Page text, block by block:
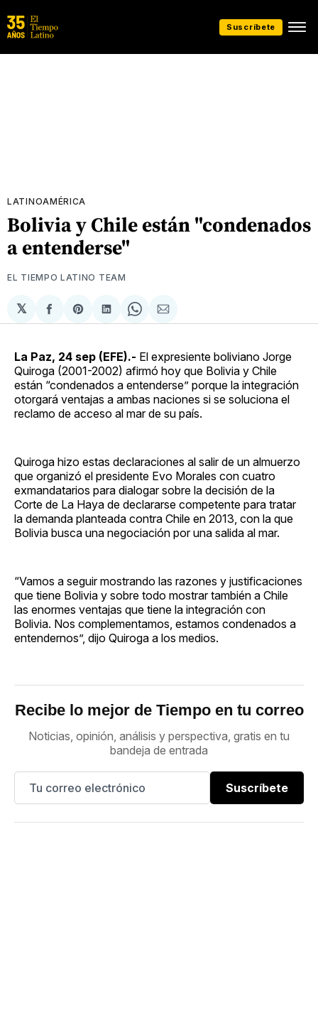
Suscríbete
LATINOAMÉRICA
Bolivia y Chile están "condenados
a entenderse"
EL TIEMPO LATINO TEAM
𝕏
Compartir
en
Share
on
Compartir
en
Share
on
Compartir
via
La Paz, 24 sep (EFE).- El expresiente boliviano Jorge
Quiroga (2001-2002) afirmó hoy que Bolivia y Chile
están “condenados a entenderse” porque la integración
otorgará ventajas a ambas naciones si se soluciona el
reclamo de acceso al mar de su país.
Quiroga hizo estas declaraciones al salir de un almuerzo
que organizó el presidente Evo Morales con cuatro
exmandatarios para dialogar sobre la decisión de la
Corte de La Haya de declararse competente para tratar
la demanda planteada contra Chile en 2013, con la que
Bolivia busca una negociación por una salida al mar.
“Vamos a seguir mostrando las razones y justificaciones
que tiene Bolivia y sobre todo mostrar también a Chile
las enormes ventajas que tiene la integración con
Bolivia. Nos complementamos, estamos condenados a
entendernos”, dijo Quiroga a los medios.
Recibe lo mejor de Tiempo en tu correo
Noticias, opinión, análisis y perspectiva, gratis en tu
bandeja de entrada
Suscríbete